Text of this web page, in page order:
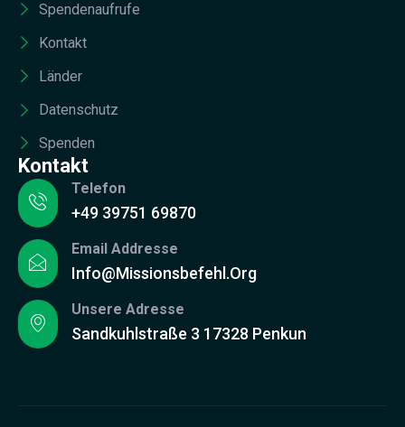
Spendenaufrufe
Kontakt
Länder
Datenschutz
Spenden
Kontakt
Telefon
+49 39751 69870
Email Addresse
Info@missionsbefehl.org
Unsere Adresse
Sandkuhlstraße 3 17328 Penkun